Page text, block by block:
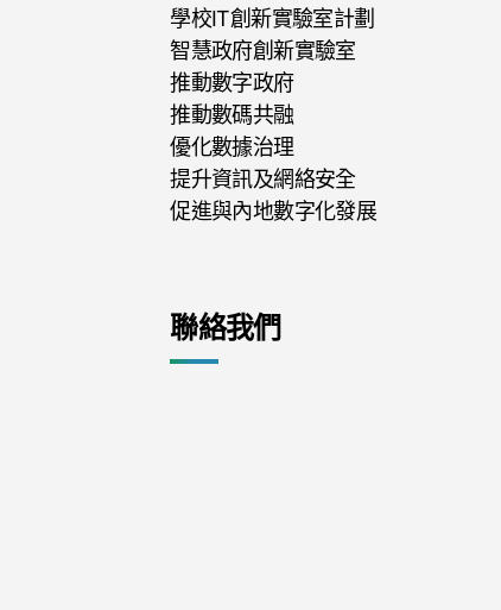
學校IT創新實驗室計劃
智慧政府創新實驗室
推動數字政府
推動數碼共融
優化數據治理
提升資訊及網絡安全
促進與內地數字化發展
聯絡我們